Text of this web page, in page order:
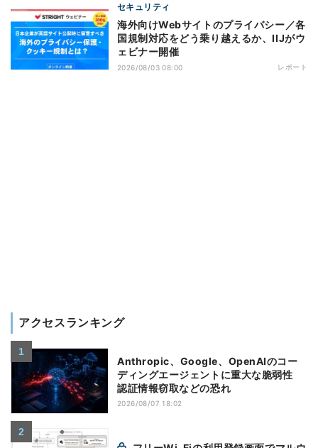
セキュリティ
海外向けWebサイトのプライバシー／各
国規制対応をどう乗り越えるか、IIJがウ
ェビナー開催
2026/08/03 08:00 レポート
アクセスランキング
Anthropic、Google、OpenAIのコー
ディングエージェントに重大な脆弱性
認証情報窃取などの恐れ
2026/08/07 18:02